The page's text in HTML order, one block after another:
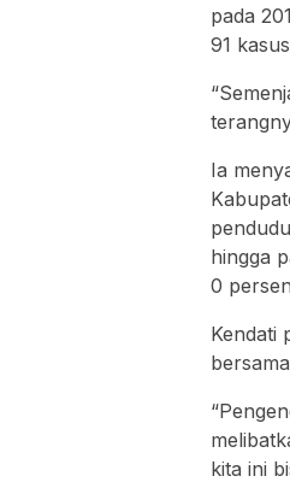
pada
91
Ia
hingga
0
Kendati
kita ini